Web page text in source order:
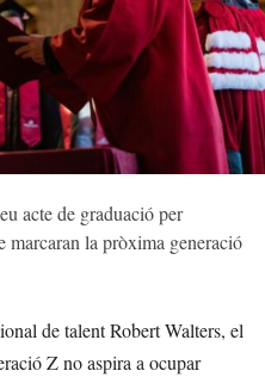
acte de graduació per
marcaran la pròxima generació
de talent Robert Walters, el
Z no aspira a ocupar